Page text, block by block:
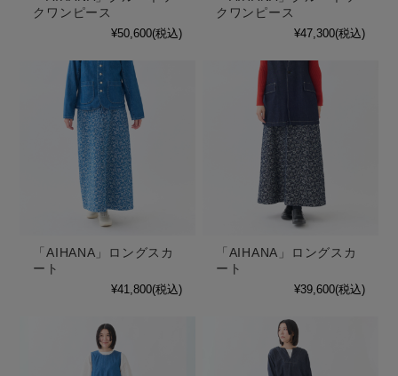
クワンピース
¥50,600(税込)
クワンピース
¥47,300(税込)
「AIHANA」ロングスカ
ート
¥41,800(税込)
「AIHANA」ロングスカ
ート
¥39,600(税込)